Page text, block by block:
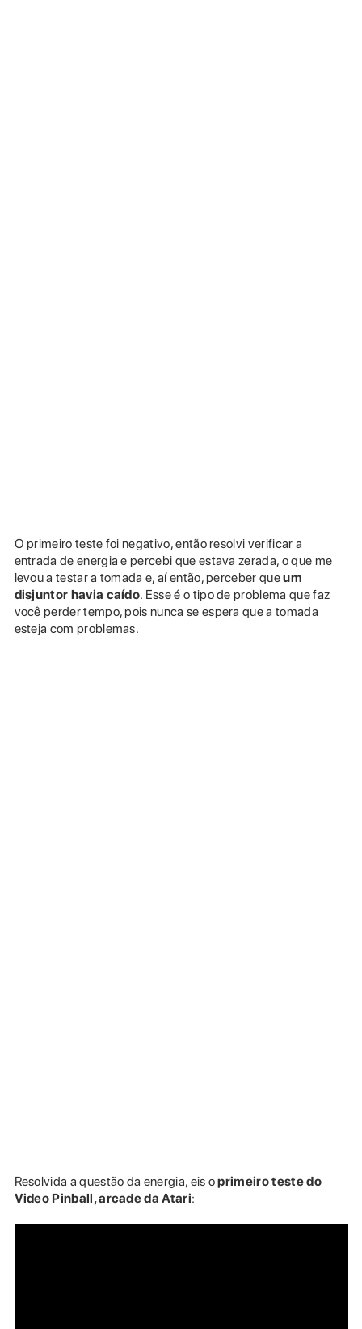
O primeiro teste foi negativo, então resolvi verificar a
entrada de energia e percebi que estava zerada, o que me
levou a testar a tomada e, aí então, perceber queum
disjuntor havia caído. Esse é o tipo de problema que faz
você perder tempo, pois nunca se espera que a tomada
esteja com problemas.
Resolvida a questão da energia, eis oprimeiro teste do
Video Pinball, arcade da Atari: